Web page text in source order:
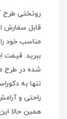
روتختی طرح
قابل سفارش
مناسب خود
ببرید. قیمت
شده در طرح
تنها به
راحتی و
همین حالا